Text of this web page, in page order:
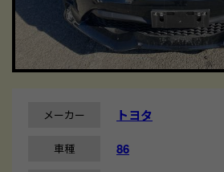
メーカー トヨタ
車種 86